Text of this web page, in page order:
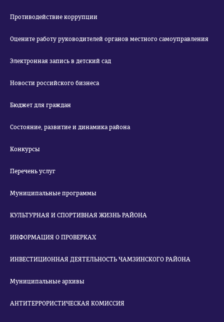
Противодействие коррупции
Оцените работу руководителей органов местного самоуправления
Электронная запись в детский сад
Новости российского бизнеса
Бюджет для граждан
Состояние, развитие и динамика района
Конкурсы
Перечень услуг
Муниципальные программы
КУЛЬТУРНАЯ И СПОРТИВНАЯ ЖИЗНЬ РАЙОНА
ИНФОРМАЦИЯ О ПРОВЕРКАХ
ИНВЕСТИЦИОННАЯ ДЕЯТЕЛЬНОСТЬ ЧАМЗИНСКОГО РАЙОНА
Муниципальные архивы
АНТИТЕРРОРИСТИЧЕСКАЯ КОМИССИЯ